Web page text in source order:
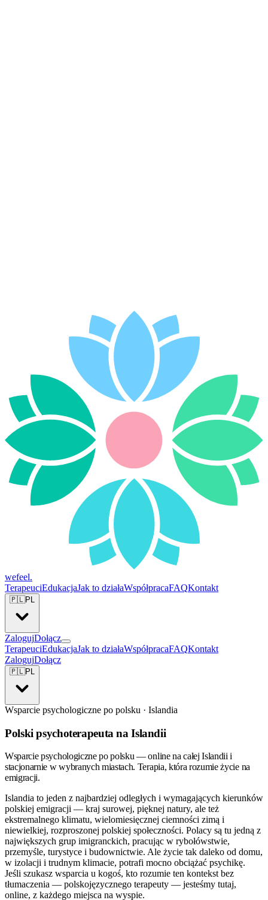
wefeel.
TerapeuciEdukacjaJak to działaWspółpracaFAQKontakt
🇵🇱PL
ZalogujDołącz
TerapeuciEdukacjaJak to działaWspółpracaFAQKontakt
ZalogujDołącz
🇵🇱PL
Wsparcie psychologiczne po polsku · Islandia
Polski psychoterapeuta na Islandii
Wsparcie psychologiczne po polsku — online na całej Islandii i
stacjonarnie w wybranych miastach. Terapia, która rozumie życie na
emigracji.
Islandia to jeden z najbardziej odległych i wymagających kierunków
polskiej emigracji — kraj surowej, pięknej natury, ale też
ekstremalnego klimatu, wielomiesięcznej ciemności zimą i
niewielkiej, rozproszonej polskiej społeczności. Polacy są tu jedną z
największych grup imigranckich, pracując w rybołówstwie,
przemyśle, turystyce i budownictwie. Ale życie tak daleko od domu,
w izolacji i trudnym klimacie, potrafi mocno obciążać psychikę.
Jeśli szukasz wsparcia u kogoś, kto rozumie ten kontekst bez
tłumaczenia — polskojęzycznego terapeuty — jesteśmy tutaj,
online, z każdego miejsca na wyspie.